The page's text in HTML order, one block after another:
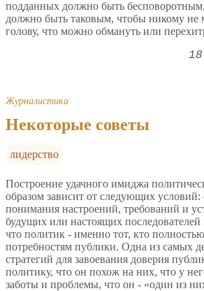
подданных должно быть
должно быть таковым, чтобы никому не
голову, что можно обмануть или
Журналистика
Некоторые советы
лидерство
Построение удачного имиджа
образом зависит от следующих условий:
понимания настроений, требований и
будущих или настоящих последователей
что политик - именно тот, кто
потребностям публики. Одна из самых
стратегий для завоевания доверия
политику, что он похож на них, что у
заботы и проблемы, что он - «один из